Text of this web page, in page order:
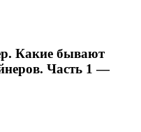
Какие бывают
Часть 1 —